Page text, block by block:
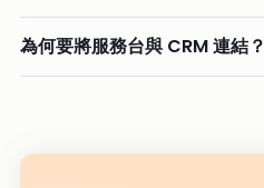
為何要將服務台與 CRM 連結？